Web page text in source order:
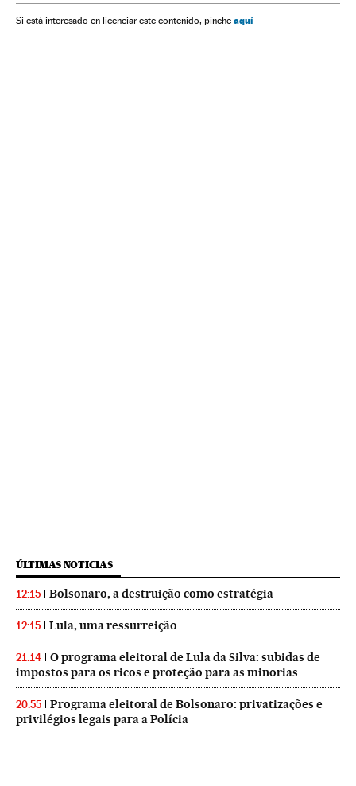
Federaciones deportivas Futebol Espanha
Si está interesado en licenciar este contenido, pinche aquí
ÚLTIMAS NOTICIAS
12:15 Bolsonaro, a destruição como estratégia
12:15 Lula, uma ressurreição
21:14
O programa eleitoral de Lula da Silva: subidas de
impostos para os ricos e proteção para as minorias
20:55
Programa eleitoral de Bolsonaro: privatizações e
privilégios legais para a Polícia